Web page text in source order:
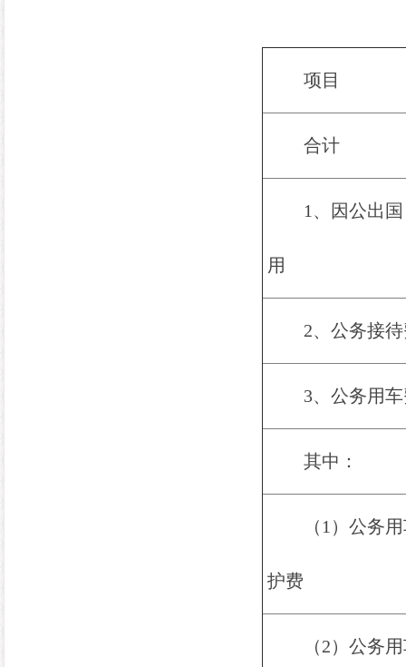
项目
合计
1、因公出
用
2、公务接
3、公务用
其中：
（ 1）公务
护费
（2）公务